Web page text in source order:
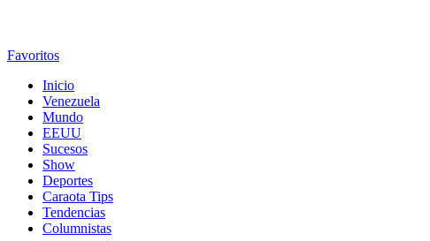
Favoritos
Inicio
Venezuela
Mundo
EEUU
Sucesos
Show
Deportes
Caraota Tips
Tendencias
Columnistas